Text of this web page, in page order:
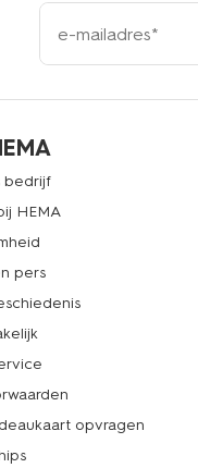
e-
mailadres
bedrijf
HEMA
pers
opvragen